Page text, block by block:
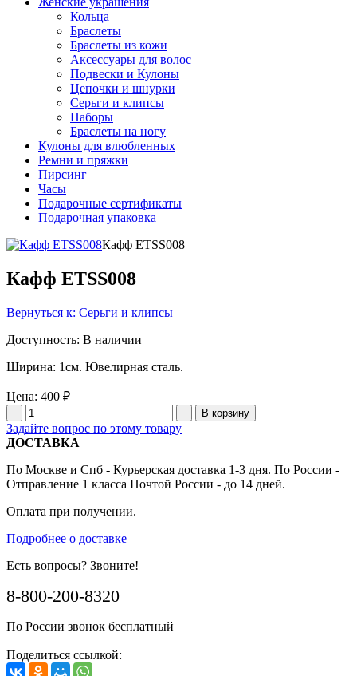
Кольца
Браслеты
Браслеты из кожи
Аксессуары для волос
Подвески и Кулоны
Цепочки и шнурки
Серьги и клипсы
Наборы
Браслеты на ногу
Кулоны для влюбленных
Ремни и пряжки
Пирсинг
Часы
Подарочные сертификаты
Подарочная упаковка
Кафф ETSS008
Кафф ETSS008
Вернуться к: Серьги и клипсы
Доступность: В наличии
Ширина: 1см. Ювелирная сталь.
Цена: 400 ₽
Задайте вопрос по этому товару
ДОСТАВКА
По Москве и Спб - Курьерская доставка 1-3 дня. По России -
Отправление 1 класса Почтой России - до 14 дней.
Оплата при получении.
Подробнее о доставке
Есть вопросы? Звоните!
8-800-200-8320
По России звонок бесплатный
Поделиться ссылкой: